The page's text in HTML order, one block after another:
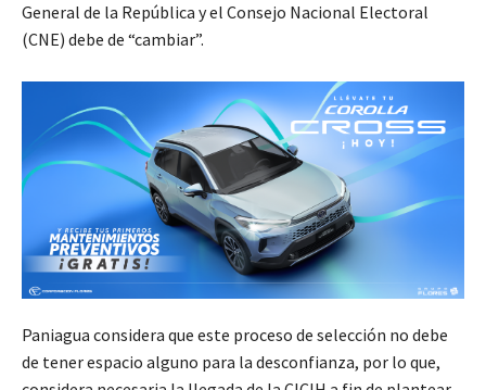
General de la República y el Consejo Nacional Electoral
(CNE) debe de “cambiar”.
Paniagua considera que este proceso de selección no debe
de tener espacio alguno para la desconfianza, por lo que,